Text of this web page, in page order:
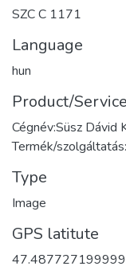
SZC C 1171
Language
hun
Product/Service
Cégnév:Süsz Dávid
Termék/
Type
Image
GPS latitute